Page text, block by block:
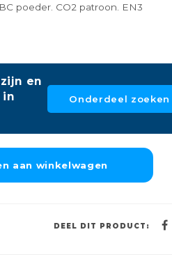
poeder. CO2 patroon. EN3
en
in
Onderdeel zoeken
aan winkelwagen
DEEL DIT PRODUCT: